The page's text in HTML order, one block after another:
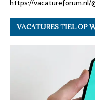
https://vacatureforum.nl/
VACATURES TIEL OP